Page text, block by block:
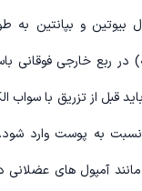
بیوتین و بپانتین
ربع خارجی فوقانی
قبل از تزریق با سواب
مانند آمپول های عضلانی